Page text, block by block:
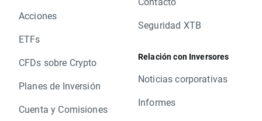
Acciones
ETFs
CFDs sobre Crypto
Planes de Inversión
Cuenta y Comisiones
Seguridad XTB
Relación con Inversores
Noticias corporativas
Informes